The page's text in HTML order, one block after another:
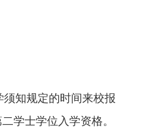
知规定的时间来校报
学士学位入学资格。